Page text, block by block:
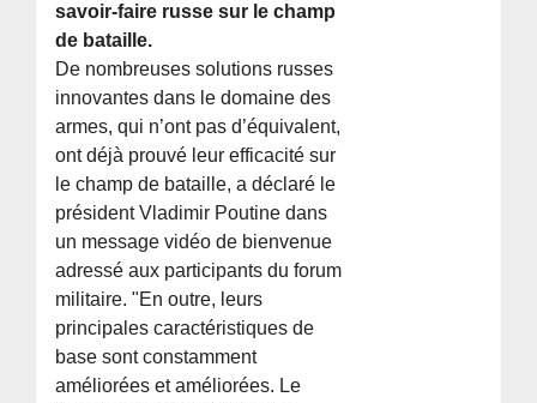
savoir-faire russe sur le champ
de bataille.
De nombreuses solutions russes
innovantes dans le domaine des
armes, qui n’ont pas d’équivalent,
ont déjà prouvé leur efficacité sur
le champ de bataille, a déclaré le
président Vladimir Poutine dans
un message vidéo de bienvenue
adressé aux participants du forum
militaire. "En outre, leurs
principales caractéristiques de
base sont constamment
améliorées et améliorées. Le